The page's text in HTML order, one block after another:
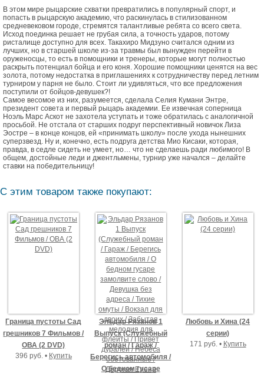
В этом мире рыцарские схватки превратились в популярный спорт, и
попасть в рыцарскую академию, что раскинулась в стилизованном
средневековом городе, стремятся талантливые ребята со всего света.
Исход поединка решает не грубая сила, а точность ударов, потому
ристалище доступно для всех. Такахиро Мидзуно считался одним из
лучших, но в старшей школе из-за травмы был вынужден перейти в
оруженосцы, то есть в помощники и тренеры, которые могут полностью
раскрыть потенциал бойца и его коня. Хорошие помощники ценятся на вес
золота, потому недостатка в приглашениях к сотрудничеству перед летним
турниром у парня не было. Стоит ли удивляться, что все предложения
поступили от бойцов-девушек?!
Самое весомое из них, разумеется, сделала Селия Кумани Энтре,
президент совета и первый рыцарь академии. Ее извечная соперница
Ноэль Марс Аскот не захотела уступать и тоже обратилась с аналогичной
просьбой. Не отстала от старших подруг перспективный новичок Лиза
Эостре – в конце концов, ей «принимать школу» после ухода нынешних
суперзвезд. Ну и, конечно, есть подруга детства Мио Кисаки, которая,
правда, в седле сидеть не умеет, но… что не сделаешь ради любимого! В
общем, достойные леди и джентльмены, турнир уже начался – делайте
ставки на победительницу!
С этим товаром также покупают:
Граница пустоты Сад
грешников 7 Фильмов /
ОВА (2 DVD)
396 руб. • Купить
Эльдар Рязанов 1
Выпуск (Служебный
роман / Гараж /
Берегись автомобиля /
О бедном гусаре
Любовь и Хина (24
серии)
171 руб. • Купить